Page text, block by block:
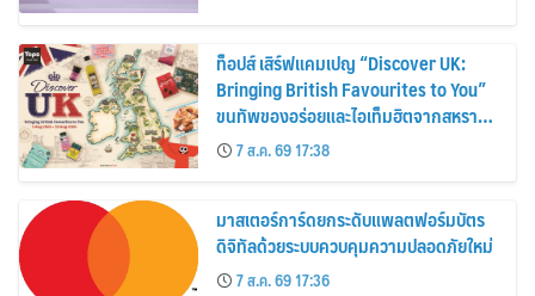
ท็อปส์ เสิร์ฟแคมเปญ “Discover UK:
Bringing British Favourites to You”
ขนทัพของอร่อยและไอเท็มฮิตจากสหราช
อาณาจักร ส่งตรงถึงมือตั้งแต่วันนี้ – 18
สิงหาคมนี้
7 ส.ค. 69 17:38
มาสเตอร์การ์ดยกระดับแพลตฟอร์มบัตร
ดิจิทัลด้วยระบบควบคุมความปลอดภัยใหม่
7 ส.ค. 69 17:36